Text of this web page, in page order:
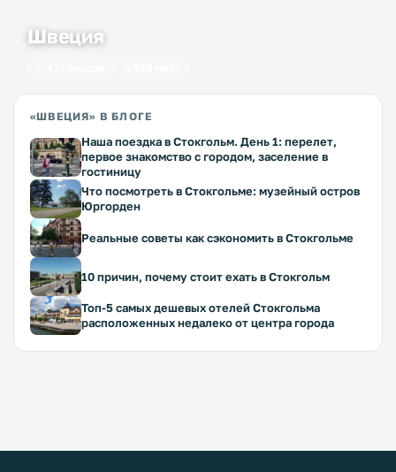
Швеция
«ШВЕЦИЯ» В БЛОГЕ
Наша поездка в Стокгольм. День 1: перелет,
первое знакомство с городом, заселение в
гостиницу
Что посмотреть в Стокгольме: музейный остров
Юргорден
Реальные советы как сэкономить в Стокгольме
10 причин, почему стоит ехать в Стокгольм
Топ-5 самых дешевых отелей Стокгольма
расположенных недалеко от центра города